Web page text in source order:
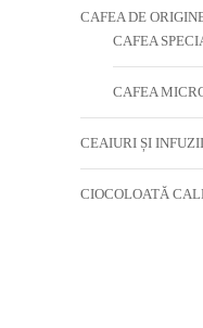
CAFEA DE
CAFEA
CAFEA
CEAIURI ȘI INFUZII
CIOCOLOATĂ